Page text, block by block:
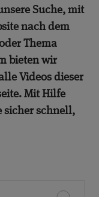
Suche, mit
nach dem
Thema
bieten wir
Videos dieser
Mit Hilfe
sicher schnell,